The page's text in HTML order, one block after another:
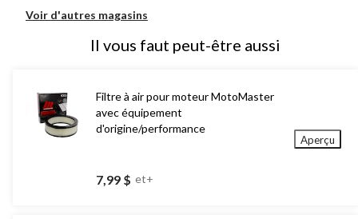
Voir d'autres magasins
Il vous faut peut-être aussi
Filtre à air pour moteur MotoMaster
avec équipement
d'origine/performance
7,99 $ et+
Aperçu